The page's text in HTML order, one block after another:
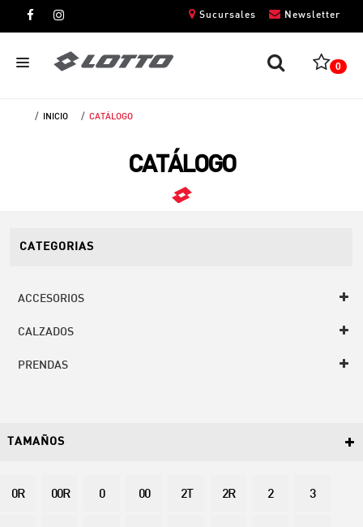
Newsletter
Sucursales
0
INICIO CATÁLOGO
CATÁLOGO
CATEGORIAS
ACCESORIOS
CALZADOS
PRENDAS
TAMAÑOS
0R 00R 0 00 2T 2R 2 3